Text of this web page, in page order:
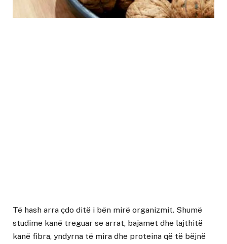
Të hash arra çdo ditë i bën mirë organizmit. Shumë
studime kanë treguar se arrat, bajamet dhe lajthitë
kanë fibra, yndyrna të mira dhe proteina që të bëjnë